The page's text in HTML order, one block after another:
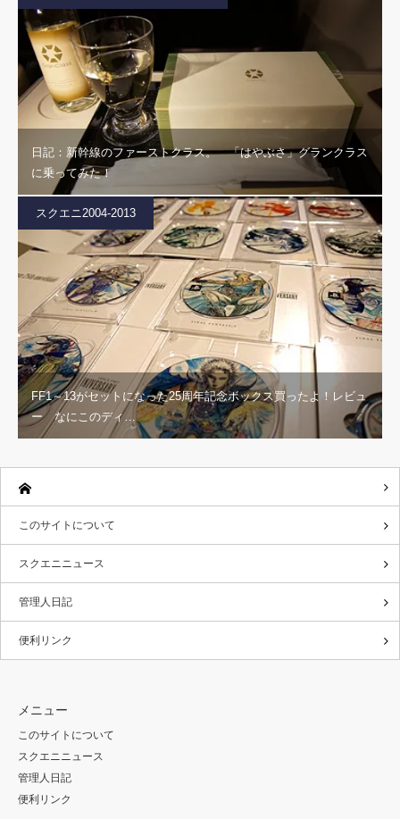
日記：新幹線のファーストクラス。 「はやぶさ」グランクラス
に乗ってみた！
スクエニ2004-2013
FF1～13がセットになった25周年記念ボックス買ったよ！レビュ
ー なにこのディ…
このサイトについて
スクエニニュース
管理人日記
便利リンク
メニュー
このサイトについて
スクエニニュース
管理人日記
便利リンク